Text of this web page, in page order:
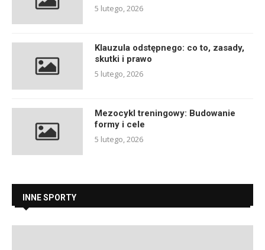
5 lutego, 2026
Klauzula odstępnego: co to, zasady,
skutki i prawo
5 lutego, 2026
Mezocykl treningowy: Budowanie
formy i cele
5 lutego, 2026
INNE SPORTY